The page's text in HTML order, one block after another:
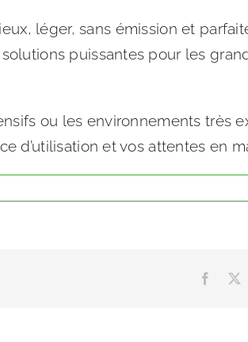
léger, sans émission et
puissantes pour les
ou les environnements très
et vos attentes en